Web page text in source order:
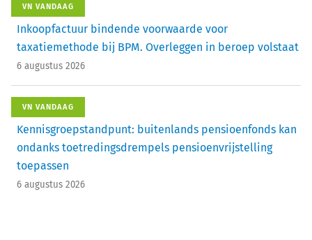
VN VANDAAG
Inkoopfactuur bindende voorwaarde voor
taxatiemethode bij BPM. Overleggen in beroep volstaat
6 augustus 2026
VN VANDAAG
Kennisgroepstandpunt: buitenlands pensioenfonds kan
ondanks toetredingsdrempels pensioenvrijstelling
toepassen
6 augustus 2026